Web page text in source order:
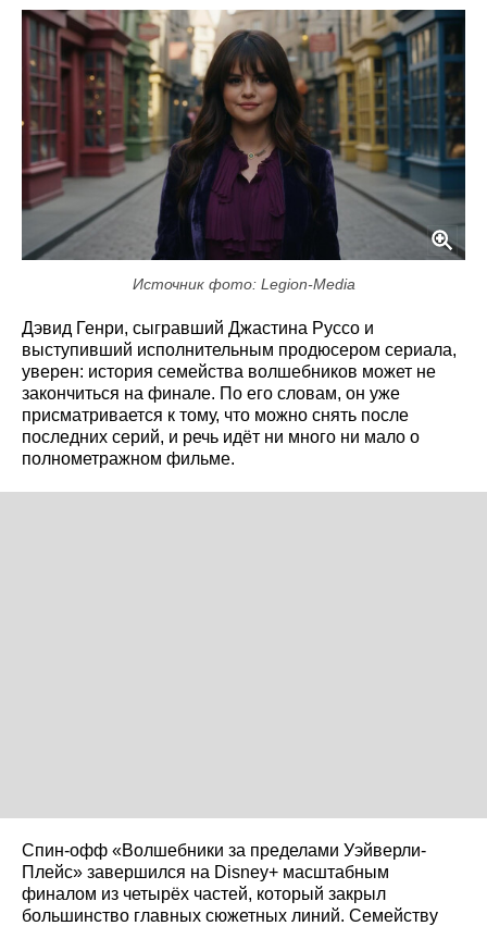
Источник фото: Legion-Media
Дэвид Генри, сыгравший Джастина Руссо и
выступивший исполнительным продюсером сериала,
уверен: история семейства волшебников может не
закончиться на финале. По его словам, он уже
присматривается к тому, что можно снять после
последних серий, и речь идёт ни много ни мало о
полнометражном фильме.
Спин-офф «Волшебники за пределами Уэйверли-
Плейс» завершился на Disney+ масштабным
финалом из четырёх частей, который закрыл
большинство главных сюжетных линий. Семейству